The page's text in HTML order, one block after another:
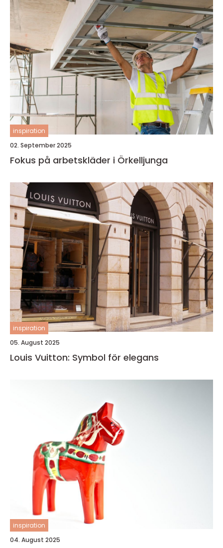
inspiration
02. September 2025
Fokus på arbetskläder i Örkelljunga
inspiration
05. August 2025
Louis Vuitton: Symbol för elegans
inspiration
04. August 2025